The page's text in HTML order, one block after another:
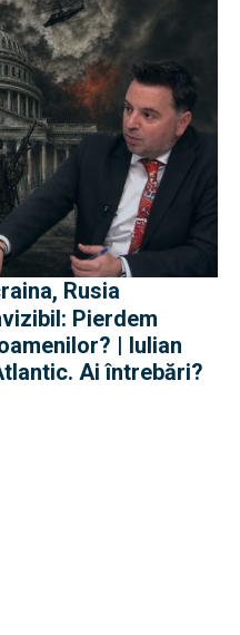
Pierdem
| Iulian
Ai întrebări?